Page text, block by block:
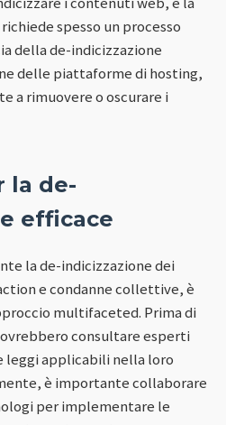
spesso un processo
della de-indicizzazione
delle piattaforme di hosting,
a rimuovere o oscurare i
la de-
efficace
la de-indicizzazione dei
e condanne collettive, è
multifaceted. Prima di
consultare esperti
leggi applicabili nella loro
è importante collaborare
per implementare le